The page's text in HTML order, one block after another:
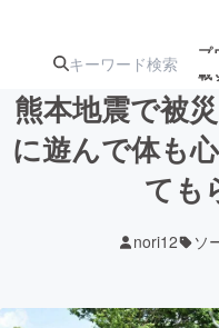
プ
載
注目のリ 注目の
熊本地震で被
に遊んで体も
ても
nori12 ソ